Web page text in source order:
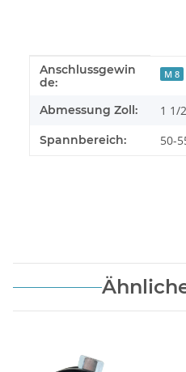
Produkteigenschaft
Wert
Anschlussgewin
de:
M 8
Abmessung Zoll: 1 1/2
Spannbereich: 50-